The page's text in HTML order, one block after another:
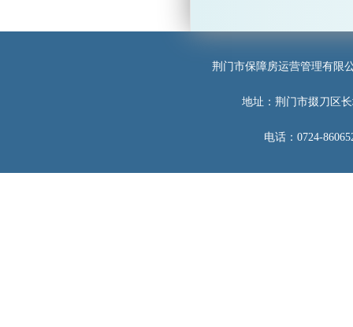
荆门市保障房运营管理有限
地址：荆门市掇刀区
电话：0724-